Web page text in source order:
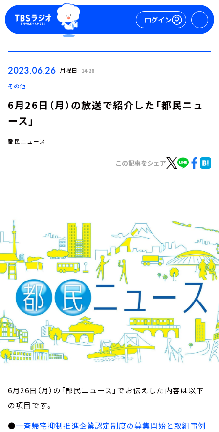
ログイン
イベント・グッズ
YouTube
会社情報
2023.06.26 月曜日 14:28
その他
6月26日（月）の放送で紹介した「都民ニュ
ース」
都民ニュース
この記事をシェア
6月26日（月）の「都民ニュース」でお伝えした内容は以下
の項目です。
●一斉帰宅抑制推進企業認定制度の募集開始と取組事例